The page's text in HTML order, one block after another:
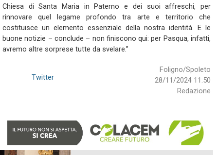
Chiesa di Santa Maria in Paterno e dei suoi affreschi, per
rinnovare quel legame profondo tra arte e territorio che
costituisce un elemento essenziale della nostra identità. E le
buone notizie – conclude – non finiscono qui: per Pasqua, infatti,
avremo altre sorprese tutte da svelare.”
Foligno/Spoleto
28/11/2024 11:50
Redazione
Twitter